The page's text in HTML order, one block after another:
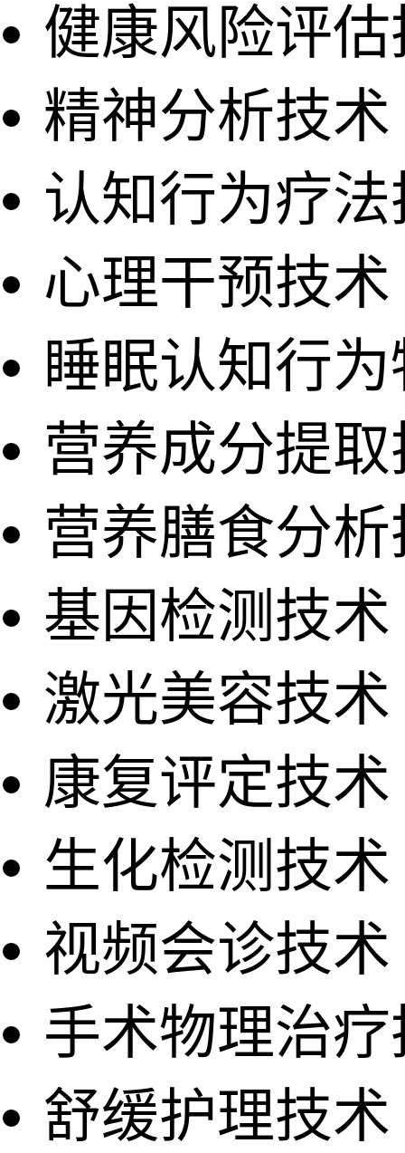
健康风险评
精神分析技术
认知行为疗
心理干预技术
睡眠认知行
营养成分提
营养膳食分
基因检测技术
激光美容技术
康复评定技术
生化检测技术
视频会诊技术
手术物理治
舒缓护理技术